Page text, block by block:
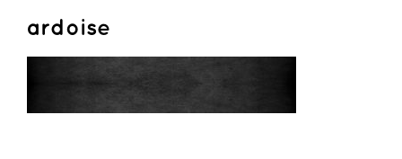
ardoise